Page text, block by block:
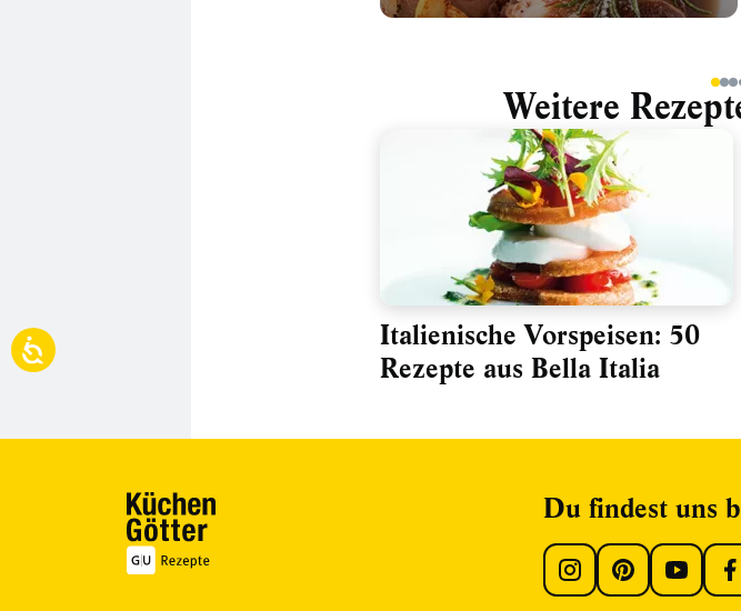
123
Weitere
Italienische Vorspeisen: 50
Rezepte aus Bella Italia
Du findest uns